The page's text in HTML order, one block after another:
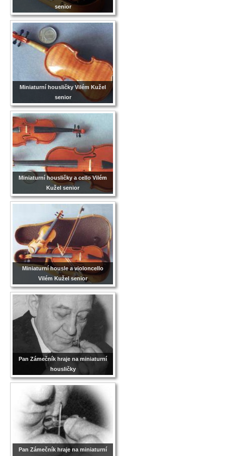
senior
Miniaturní housličky Vilém Kužel
senior
Miniaturní housličky a cello Vilém
Kužel senior
Miniaturní housle a violoncello
Vilém Kužel senior
Pan Zámečník hraje na miniaturní
housličky
Pan Zámečník hraje na miniaturní